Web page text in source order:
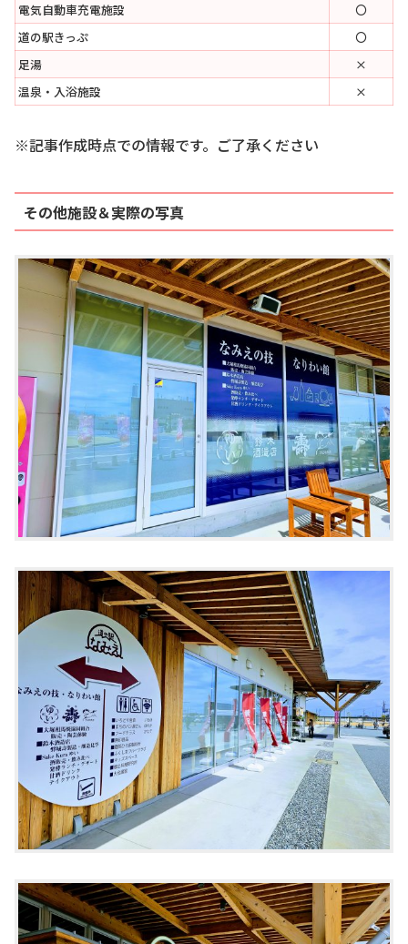
電気自動車充電施設
〇
道の駅きっぷ
〇
足湯
×
温泉・入浴施設
×
※記事作成時点での情報です。ご了承ください
その他施設＆実際の写真